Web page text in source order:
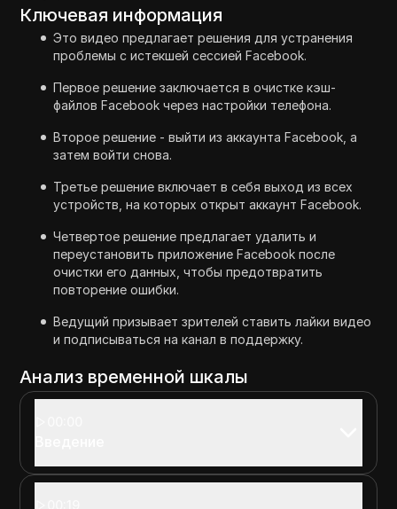
Ключевая информация
Это видео предлагает решения для устранения
проблемы с истекшей сессией Facebook.
Первое решение заключается в очистке кэш-
файлов Facebook через настройки телефона.
Второе решение - выйти из аккаунта Facebook, а
затем войти снова.
Третье решение включает в себя выход из всех
устройств, на которых открыт аккаунт Facebook.
Четвертое решение предлагает удалить и
переустановить приложение Facebook после
очистки его данных, чтобы предотвратить
повторение ошибки.
Ведущий призывает зрителей ставить лайки видео
и подписываться на канал в поддержку.
Анализ временной шкалы